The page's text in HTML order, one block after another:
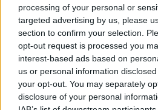
processing of your personal or
targeted advertising by us, please
section to confirm your selection.
opt-out request is processed you
interest-based ads based on
us or personal information
your opt-out. You may separately
disclosure of your personal
tarefas inacabadas permanecem
aumentam a sensação de
prolongado pode elevar os
prejudicar o desempenho
Fabiano de Abreu Agrela
evidências de que o ambiente
ATUALIDADE
“Millennium Estoril
regressou ao
vitória do francês
Publicado 3 dias atrás on 07/
Por
Ígor Lopes